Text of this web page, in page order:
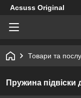
Acsuss Original
Товари та
Пружина підвіски